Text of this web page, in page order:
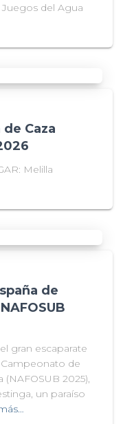
Juegos del Agua
Caza
Melilla
de
gran escaparate
de
2025),
un paraíso